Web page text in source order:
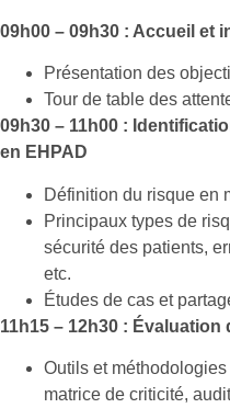
09h00 – 09h30 : Accueil et
Présentation des
Tour de table des
09h30 – 11h00 :
en EHPAD
Définition du risque en
Principaux types de
sécurité des patients,
etc.
Études de cas et
11h15 – 12h30 :
Outils et
matrice de criticité,